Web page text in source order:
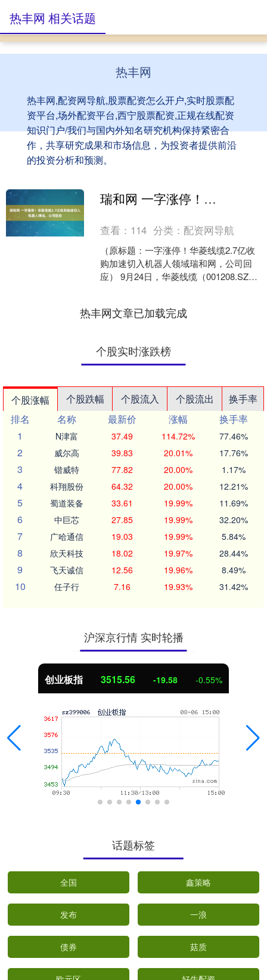
热丰网
热丰网,配资网导航,股票配资怎么开户,实时股票配
资平台,场外配资平台,西宁股票配资,正规在线配资
知识门户/我们与国内外知名研究机构保持紧密合
作，共享研究成果和市场信息，为投资者提供前沿
的投资分析和预测。
热丰网 相关话题
瑞和网 一字涨停！华菱线缆2.7亿收购加速切入机器人领域，公司回应
查看： 114 分类： 配资网导航
（原标题：一字涨停！华菱线缆2.7亿收
购加速切入机器人领域瑞和网，公司回
应） 9月24日，华菱线缆（001208.SZ）
热丰网文章已加载完成
个股实时涨跌榜
个股涨幅 个股跌幅 个股流入 个股流出
换手率
排名
名称 最新价 涨幅
换手率
1
N津富 37.49 114.72% 77.46%
2 威尔高 39.83 20.01% 17.76%
3 锴威特 77.82 20.00% 1.17%
4 科翔股份 64.32 20.00% 12.21%
5 蜀道装备 33.61 19.99% 11.69%
6 中巨芯 27.85 19.99% 32.20%
7 广哈通信 19.03 19.99% 5.84%
8 欣天科技 18.02 19.97% 28.44%
9 飞天诚信 12.56 19.96% 8.49%
10 任子行 7.16 19.93% 31.42%
沪深京行情 实时轮播
创业板指 3515.56 -19.58 -0.55%
话题标签
全国 鑫策略
发布 一浪
债券 菇质